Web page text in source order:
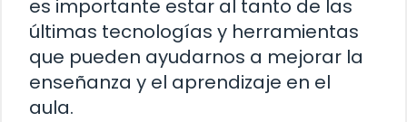
es importante estar al tanto de las
últimas tecnologías y herramientas
que pueden ayudarnos a mejorar la
enseñanza y el aprendizaje en el
aula.